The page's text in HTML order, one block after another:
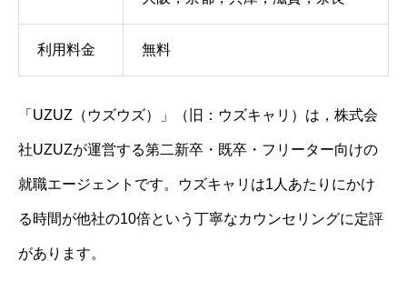
利用料金 無料
「UZUZ（ウズウズ）」（旧：ウズキャリ）は，株式会
社UZUZが運営する第二新卒・既卒・フリーター向けの
就職エージェントです。ウズキャリは1人あたりにかけ
る時間が他社の10倍という丁寧なカウンセリングに定評
があります。